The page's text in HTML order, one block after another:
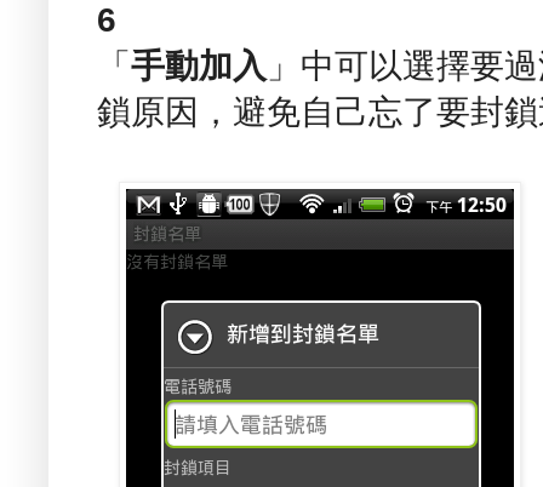
6
「 手動加入 」中可以選擇要
鎖原因，避免自己忘了要封